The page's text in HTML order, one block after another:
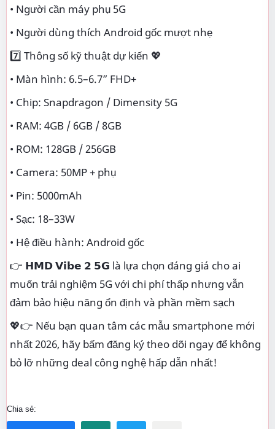
• Người cần máy phụ 5G
• Người dùng thích Android gốc mượt nhẹ
7️⃣ Thông số kỹ thuật dự kiến 💖
• Màn hình: 6.5–6.7” FHD+
• Chip: Snapdragon / Dimensity 5G
• RAM: 4GB / 6GB / 8GB
• ROM: 128GB / 256GB
• Camera: 50MP + phụ
• Pin: 5000mAh
• Sạc: 18–33W
• Hệ điều hành: Android gốc
👉 𝗛𝗠𝗗 𝗩𝗶𝗯𝗲 𝟮 𝟱𝗚 là lựa chọn đáng giá cho ai
muốn trải nghiệm 5G với chi phí thấp nhưng vẫn
đảm bảo hiệu năng ổn định và phần mềm sạch
💖👉 Nếu bạn quan tâm các mẫu smartphone mới
nhất 2026, hãy bấm đăng ký theo dõi ngay để không
bỏ lỡ những deal công nghệ hấp dẫn nhất!